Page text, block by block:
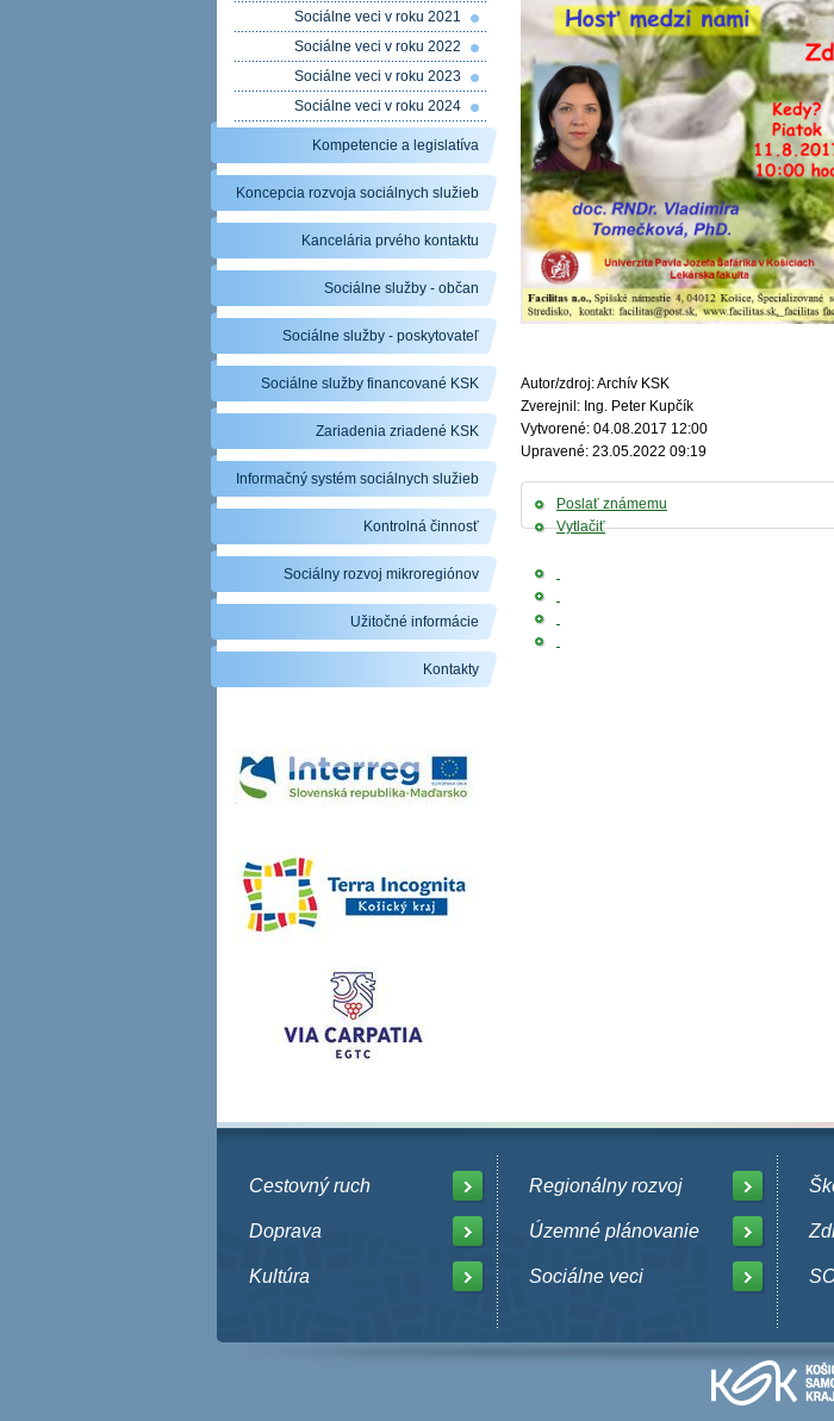
Autor/zdroj: Archív KSK
Zverejnil: Ing. Peter Kupčík
Vytvorené: 04.08.2017 12:00
Upravené: 23.05.2022 09:19
Poslať známemu
Vytlačiť
Sociálne veci v roku 2021
Sociálne veci v roku 2022
Sociálne veci v roku 2023
Sociálne veci v roku 2024
Kompetencie a legislatíva
Koncepcia rozvoja sociálnych služieb
Kancelária prvého kontaktu
Sociálne služby - občan
Sociálne služby - poskytovateľ
Sociálne služby financované KSK
Zariadenia zriadené KSK
Informačný systém sociálnych služieb
Kontrolná činnosť
Sociálny rozvoj mikroregiónov
Užitočné informácie
Kontakty
Cestovný ruch
Doprava
Kultúra
Regionálny rozvoj
Územné plánovanie
Sociálne veci